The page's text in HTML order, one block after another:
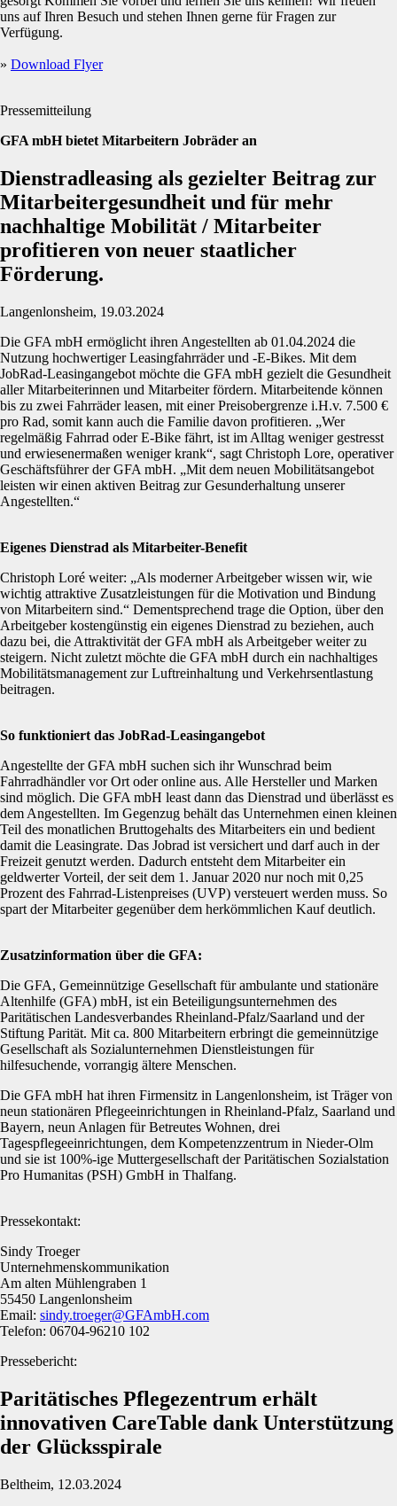
uns auf Ihren Besuch und stehen Ihnen gerne für Fragen zur
Verfügung.
» Download Flyer
Pressemitteilung
GFA mbH bietet Mitarbeitern Jobräder an
Dienstradleasing als gezielter Beitrag zur
Mitarbeitergesundheit und für mehr
nachhaltige Mobilität / Mitarbeiter
profitieren von neuer staatlicher
Förderung.
Langenlonsheim, 19.03.2024
Die GFA mbH ermöglicht ihren Angestellten ab 01.04.2024 die
Nutzung hochwertiger Leasingfahrräder und -E-Bikes. Mit dem
JobRad-Leasingangebot möchte die GFA mbH gezielt die Gesundheit
aller Mitarbeiterinnen und Mitarbeiter fördern. Mitarbeitende können
bis zu zwei Fahrräder leasen, mit einer Preisobergrenze i.H.v. 7.500 €
pro Rad, somit kann auch die Familie davon profitieren. „Wer
regelmäßig Fahrrad oder E-Bike fährt, ist im Alltag weniger gestresst
und erwiesenermaßen weniger krank“, sagt Christoph Lore, operativer
Geschäftsführer der GFA mbH. „Mit dem neuen Mobilitätsangebot
leisten wir einen aktiven Beitrag zur Gesunderhaltung unserer
Angestellten.“
Eigenes Dienstrad als Mitarbeiter-Benefit
Christoph Loré weiter: „Als moderner Arbeitgeber wissen wir, wie
wichtig attraktive Zusatzleistungen für die Motivation und Bindung
von Mitarbeitern sind.“ Dementsprechend trage die Option, über den
Arbeitgeber kostengünstig ein eigenes Dienstrad zu beziehen, auch
dazu bei, die Attraktivität der GFA mbH als Arbeitgeber weiter zu
steigern. Nicht zuletzt möchte die GFA mbH durch ein nachhaltiges
Mobilitätsmanagement zur Luftreinhaltung und Verkehrsentlastung
beitragen.
So funktioniert das JobRad-Leasingangebot
Angestellte der GFA mbH suchen sich ihr Wunschrad beim
Fahrradhändler vor Ort oder online aus. Alle Hersteller und Marken
sind möglich. Die GFA mbH least dann das Dienstrad und überlässt es
dem Angestellten. Im Gegenzug behält das Unternehmen einen kleinen
Teil des monatlichen Bruttogehalts des Mitarbeiters ein und bedient
damit die Leasingrate. Das Jobrad ist versichert und darf auch in der
Freizeit genutzt werden. Dadurch entsteht dem Mitarbeiter ein
geldwerter Vorteil, der seit dem 1. Januar 2020 nur noch mit 0,25
Prozent des Fahrrad-Listenpreises (UVP) versteuert werden muss. So
spart der Mitarbeiter gegenüber dem herkömmlichen Kauf deutlich.
Zusatzinformation über die GFA:
Die GFA, Gemeinnützige Gesellschaft für ambulante und stationäre
Altenhilfe (GFA) mbH, ist ein Beteiligungsunternehmen des
Paritätischen Landesverbandes Rheinland-Pfalz/Saarland und der
Stiftung Parität. Mit ca. 800 Mitarbeitern erbringt die gemeinnützige
Gesellschaft als Sozialunternehmen Dienstleistungen für
hilfesuchende, vorrangig ältere Menschen.
Die GFA mbH hat ihren Firmensitz in Langenlonsheim, ist Träger von
neun stationären Pflegeeinrichtungen in Rheinland-Pfalz, Saarland und
Bayern, neun Anlagen für Betreutes Wohnen, drei
Tagespflegeeinrichtungen, dem Kompetenzzentrum in Nieder-Olm
und sie ist 100%-ige Muttergesellschaft der Paritätischen Sozialstation
Pro Humanitas (PSH) GmbH in Thalfang.
Pressekontakt:
Sindy Troeger
Unternehmenskommunikation
Am alten Mühlengraben 1
55450 Langenlonsheim
Email: sindy.troeger@GFAmbH.com
Telefon: 06704-96210 102
Pressebericht:
Paritätisches Pflegezentrum erhält
innovativen CareTable dank Unterstützung
der Glücksspirale
Beltheim, 12.03.2024